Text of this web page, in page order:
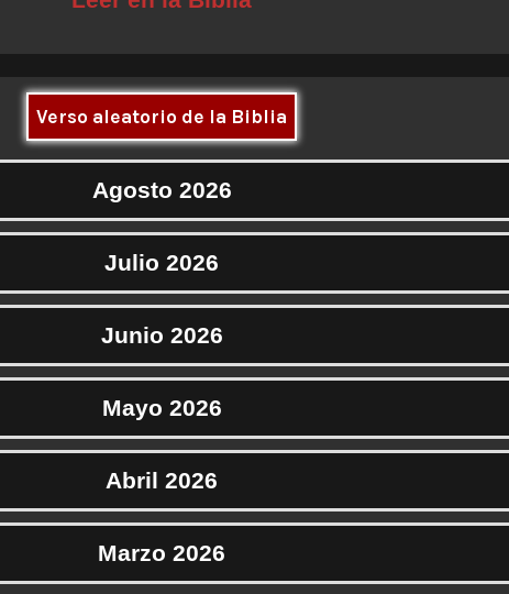
Verso aleatorio de la Biblia
Agosto 2026
Julio 2026
Junio 2026
Mayo 2026
Abril 2026
Marzo 2026